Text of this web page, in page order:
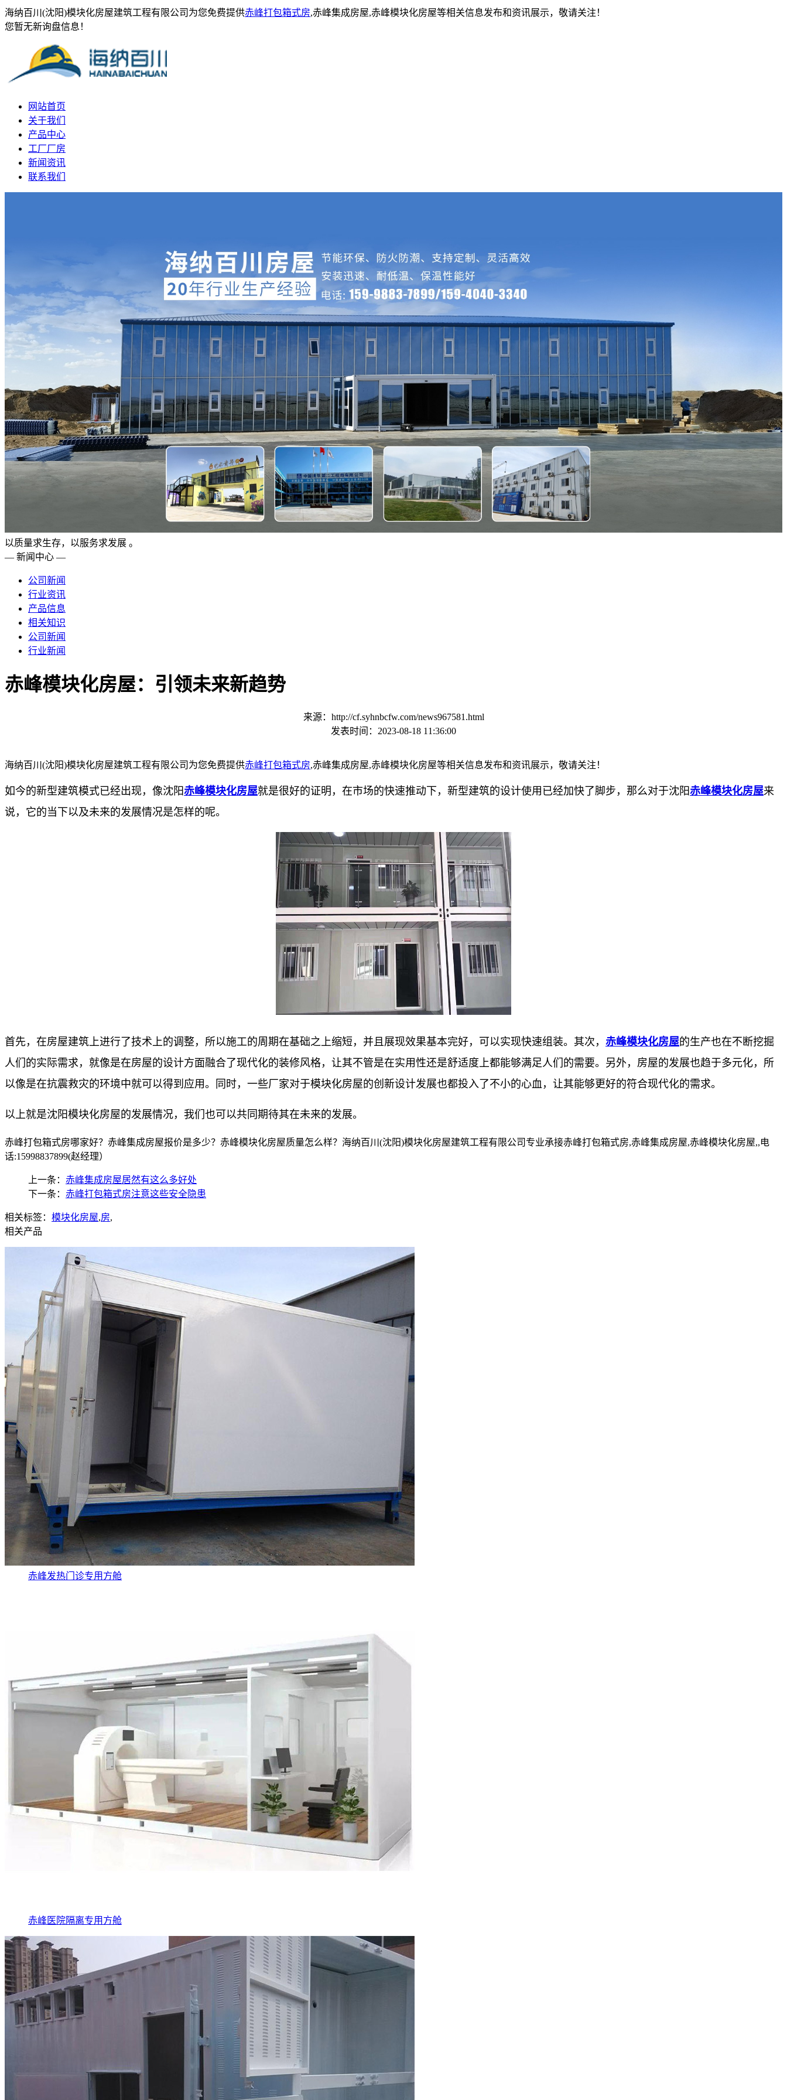
海纳百川(沈阳)模块化房屋建筑工程有限公司为您免费提供赤峰打包箱式房,赤峰集成房屋,赤峰模块化房屋等相关信息发布和资讯展示，敬请关注！
您暂无新询盘信息！
网站首页
关于我们
产品中心
工厂厂房
新闻资讯
联系我们
以质量求生存，以服务求发展 。
— 新闻中心 —
公司新闻
行业资讯
产品信息
相关知识
公司新闻
行业新闻
赤峰模块化房屋：引领未来新趋势
来源：http://cf.syhnbcfw.com/news967581.html
发表时间：2023-08-18 11:36:00
海纳百川(沈阳)模块化房屋建筑工程有限公司为您免费提供赤峰打包箱式房,赤峰集成房屋,赤峰模块化房屋等相关信息发布和资讯展示，敬请关注！
如今的新型建筑模式已经出现，像沈阳赤峰模块化房屋就是很好的证明，在市场的快速推动下，新型建筑的设计使用已经加快了脚步，那么对于沈阳赤峰模块化房屋来
说，它的当下以及未来的发展情况是怎样的呢。
首先，在房屋建筑上进行了技术上的调整，所以施工的周期在基础之上缩短，并且展现效果基本完好，可以实现快速组装。其次， 赤峰模块化房屋的生产也在不断挖掘
人们的实际需求，就像是在房屋的设计方面融合了现代化的装修风格，让其不管是在实用性还是舒适度上都能够满足人们的需要。另外，房屋的发展也趋于多元化，所
以像是在抗震救灾的环境中就可以得到应用。同时，一些厂家对于模块化房屋的创新设计发展也都投入了不小的心血，让其能够更好的符合现代化的需求。
以上就是沈阳模块化房屋的发展情况，我们也可以共同期待其在未来的发展。
赤峰打包箱式房哪家好？赤峰集成房屋报价是多少？赤峰模块化房屋质量怎么样？海纳百川(沈阳)模块化房屋建筑工程有限公司专业承接赤峰打包箱式房,赤峰集成房屋,赤峰模块化房屋,,电
话:15998837899(赵经理）
上一条： 赤峰集成房屋居然有这么多好处
下一条： 赤峰打包箱式房注意这些安全隐患
相关标签： 模块化房屋,房,
相关产品
赤峰发热门诊专用方舱
赤峰医院隔离专用方舱